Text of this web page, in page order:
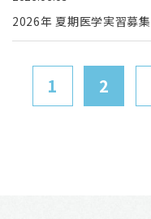
2026年 夏期医学実習募
1 2